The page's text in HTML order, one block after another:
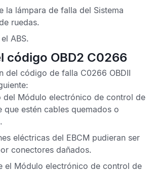
la lámpara de falla del Sistema
ruedas.
ABS.
código OBD2 C0266
del código de falla C0266 OBDII
del Módulo electrónico de control de
que estén cables quemados o
eléctricas del EBCM pudieran ser
conectores dañados.
el Módulo electrónico de control de